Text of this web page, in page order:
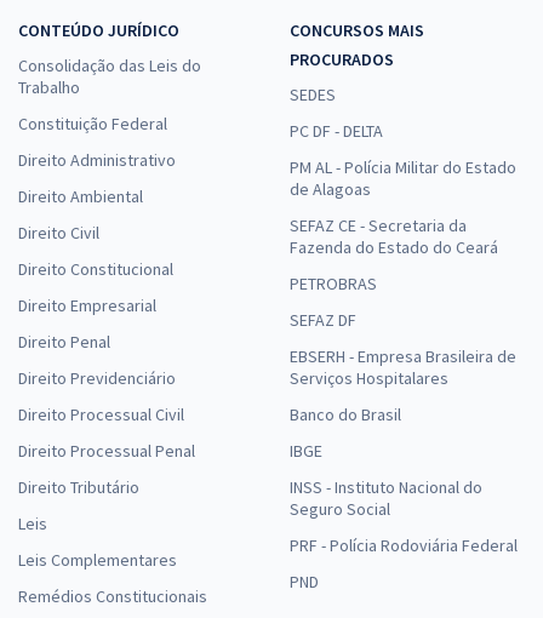
CONTEÚDO JURÍDICO
Consolidação das Leis do
Trabalho
Constituição Federal
Direito Administrativo
Direito Ambiental
Direito Civil
Direito Constitucional
Direito Empresarial
Direito Penal
Direito Previdenciário
Direito Processual Civil
Direito Processual Penal
Direito Tributário
Leis
Leis Complementares
Remédios Constitucionais
CONCURSOS MAIS
PROCURADOS
SEDES
PC DF - DELTA
PM AL - Polícia Militar do Estado
de Alagoas
SEFAZ CE - Secretaria da
Fazenda do Estado do Ceará
PETROBRAS
SEFAZ DF
EBSERH - Empresa Brasileira de
Serviços Hospitalares
Banco do Brasil
IBGE
INSS - Instituto Nacional do
Seguro Social
PRF - Polícia Rodoviária Federal
PND